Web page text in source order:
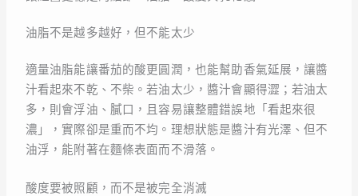
油脂不是越多越好，但不能太少
適量油脂能讓番茄的酸更圓潤，也能幫助香氣延展，讓醬
汁看起來不乾、不柴。若油太少，醬汁會顯得澀；若油太
多，則會浮油、膩口，且容易讓整體錯誤地「看起來很
濃」，實際卻是重而不均。理想狀態是醬汁有光澤、但不
油浮，能附著在麵條表面而不滑落。
酸度要被照顧，而不是被完全消滅